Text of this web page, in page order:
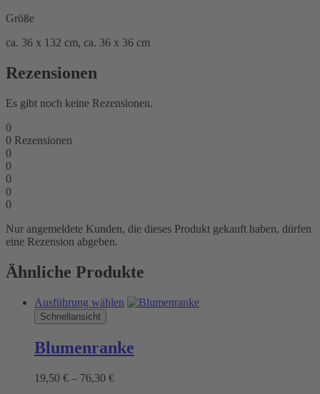
Größe
ca. 36 x 132 cm, ca. 36 x 36 cm
Rezensionen
Es gibt noch keine Rezensionen.
0
0 Rezensionen
0
0
0
0
0
Nur angemeldete Kunden, die dieses Produkt gekauft haben, dürfen
eine Rezension abgeben.
Ähnliche Produkte
Ausführung wählen Dieses
Varianten
Schnellansicht
Blumenranke
19,50 € – 76,30 €Preisspanne: